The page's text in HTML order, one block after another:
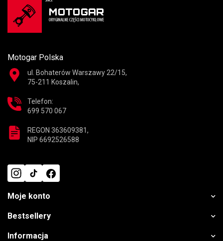
Motogar Polska
ul. Bohaterów Warszawy 22/15,
75-211 Koszalin,
Telefon:
699 570 067
REGON 363609381,
NIP 6692526588
Moje konto
Bestsellery
Informacja